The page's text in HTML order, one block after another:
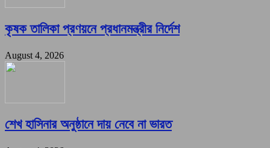
কৃষক তালিকা প্রণয়নে প্রধানমন্ত্রীর নির্দেশ
August 4, 2026
শেখ হাসিনার অনুষ্ঠানে দায় নেবে না ভারত